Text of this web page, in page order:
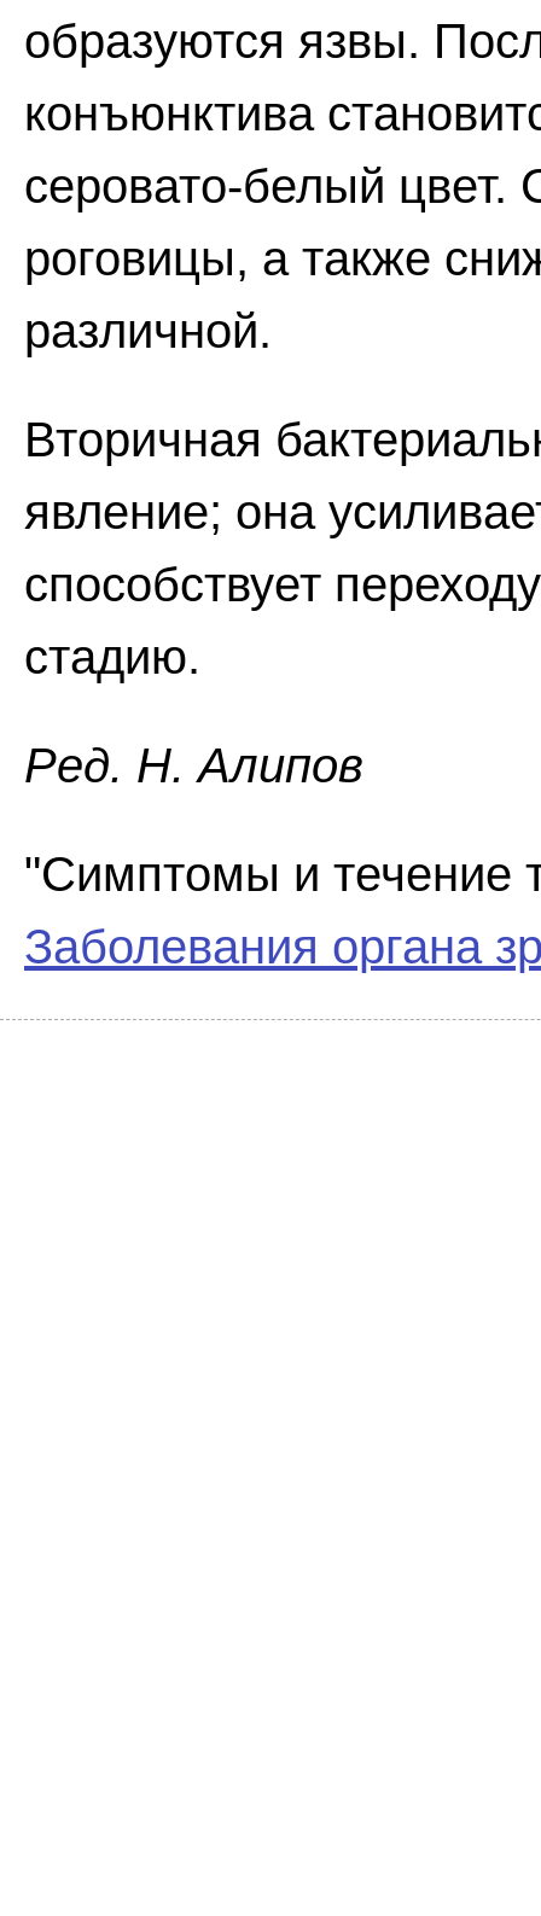
образуются язвы.
конъюнктива
серовато-белый цвет.
роговицы, а также
различной.
Вторичная
явление; она
способствует
стадию.
Ред. Н. Алипов
"Симптомы и течение
Заболевания органа